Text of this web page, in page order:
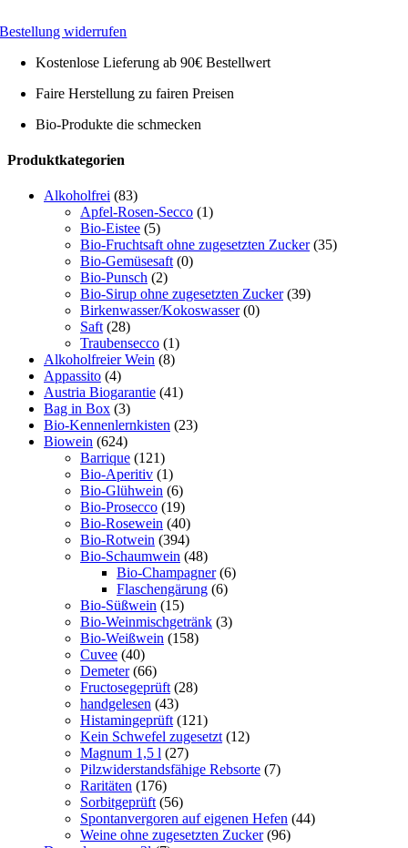
Bestellung widerrufen
Kostenlose Lieferung ab 90€ Bestellwert
Faire Herstellung zu fairen Preisen
Bio-Produkte die schmecken
Toggle
Produktkategorien
Alkoholfrei (83)
Apfel-Rosen-Secco (1)
Bio-Eistee (5)
Bio-Fruchtsaft ohne zugesetzten Zucker (35)
Bio-Gemüsesaft (0)
Bio-Punsch (2)
Bio-Sirup ohne zugesetzten Zucker (39)
Birkenwasser/Kokoswasser (0)
Saft (28)
Traubensecco (1)
Alkoholfreier Wein (8)
Appassito (4)
Austria Biogarantie (41)
Bag in Box (3)
Bio-Kennenlernkisten (23)
Biowein (624)
Barrique (121)
Bio-Aperitiv (1)
Bio-Glühwein (6)
Bio-Prosecco (19)
Bio-Rosewein (40)
Bio-Rotwein (394)
Bio-Schaumwein (48)
Bio-Champagner (6)
Flaschengärung (6)
Bio-Süßwein (15)
Bio-Weinmischgetränk (3)
Bio-Weißwein (158)
Cuvee (40)
Demeter (66)
Fructosegeprüft (28)
handgelesen (43)
Histamingeprüft (121)
Kein Schwefel zugesetzt (12)
Magnum 1,5 l (27)
Pilzwiderstandsfähige Rebsorte (7)
Raritäten (176)
Sorbitgeprüft (56)
Spontanvergoren auf eigenen Hefen (44)
Weine ohne zugesetzten Zucker (96)